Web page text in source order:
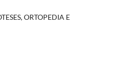
ORTOPEDIA E